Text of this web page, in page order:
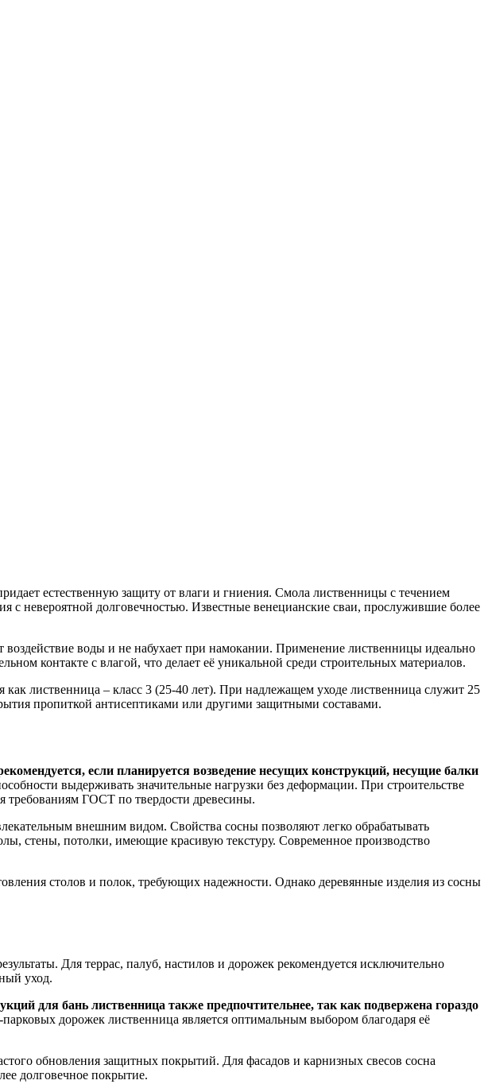
естественную защиту от влаги и гниения. Смола лиственницы с течением
с невероятной долговечностью. Известные венецианские сваи, прослужившие более
воды и не набухает при намокании. Применение лиственницы идеально
контакте с влагой, что делает её уникальной среди строительных материалов.
лиственница – класс 3 (25-40 лет). При надлежащем уходе лиственница служит 25
пропиткой антисептиками или другими защитными составами.
если планируется возведение несущих конструкций, несущие балки
выдерживать значительные нагрузки без деформации. При строительстве
требованиям ГОСТ по твердости древесины.
внешним видом. Свойства сосны позволяют легко обрабатывать
стены, потолки, имеющие красивую текстуру. Современное производство
столов и полок, требующих надежности. Однако деревянные изделия из сосны
Для террас, палуб, настилов и дорожек рекомендуется исключительно
уход.
для бань лиственница также предпочтительнее, так как подвержена гораздо
парковых дорожек лиственница является оптимальным выбором благодаря её
обновления защитных покрытий. Для фасадов и карнизных свесов сосна
долговечное покрытие.